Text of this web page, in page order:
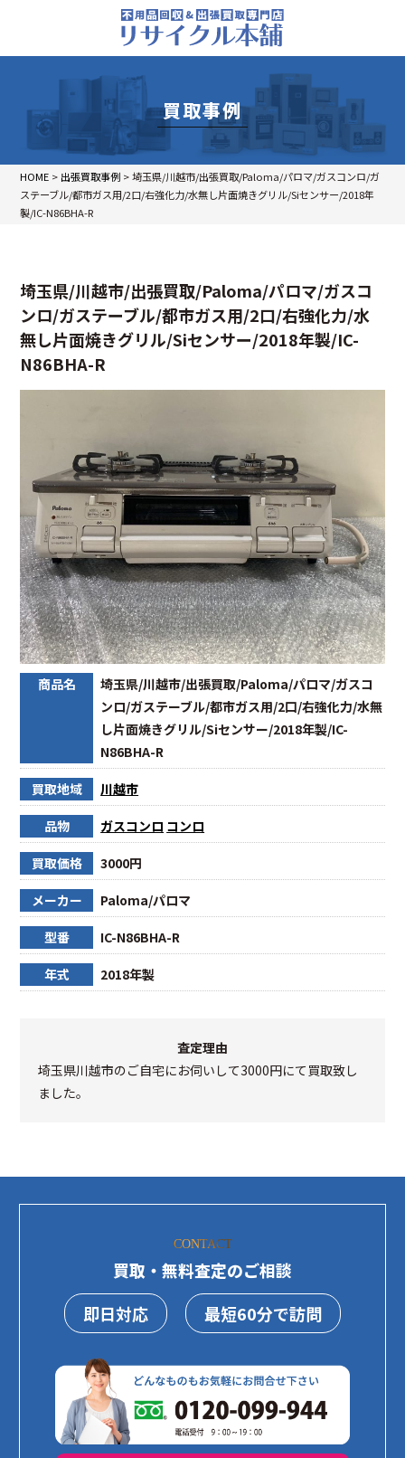
買取事例
HOME > 出張買取事例 >埼玉県/川越市/出張買取/Paloma/パロマ/ガスコンロ/ガ
ステーブル/都市ガス用/2口/右強化力/水無し片面焼きグリル/Siセンサー/2018年
製/IC-N86BHA-R
埼玉県/川越市/出張買取/Paloma/パロマ/ガスコ
ンロ/ガステーブル/都市ガス用/2口/右強化力/水
無し片面焼きグリル/Siセンサー/2018年製/IC-
N86BHA-R
商品名
埼玉県/川越市/出張買取/Paloma/パロマ/ガスコ
ンロ/ガステーブル/都市ガス用/2口/右強化力/水無
し片面焼きグリル/Siセンサー/2018年製/IC-
N86BHA-R
買取地域 川越市
品物 ガスコンロ コンロ
買取価格 3000円
メーカー Paloma/パロマ
型番 IC-N86BHA-R
年式 2018年製
査定理由
埼玉県川越市のご自宅にお伺いして3000円にて買取致し
ました。
CONTACT
買取・無料査定のご相談
即日対応
最短60分で訪問